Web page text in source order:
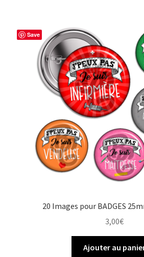
Save
20 Images pour BADGES
3,00€
Ajouter au